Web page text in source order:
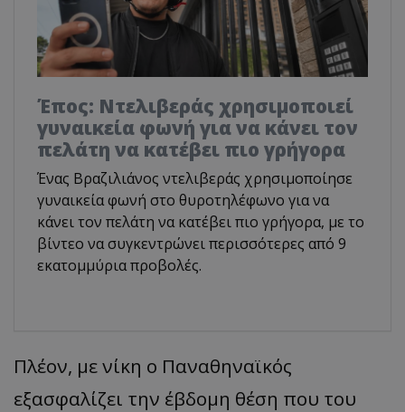
Έπος: Ντελιβεράς χρησιμοποιεί
γυναικεία φωνή για να κάνει τον
πελάτη να κατέβει πιο γρήγορα
Ένας Βραζιλιάνος ντελιβεράς χρησιμοποίησε
γυναικεία φωνή στο θυροτηλέφωνο για να
κάνει τον πελάτη να κατέβει πιο γρήγορα, με το
βίντεο να συγκεντρώνει περισσότερες από 9
εκατομμύρια προβολές.
Πλέον, με νίκη ο Παναθηναϊκός
εξασφαλίζει την έβδομη θέση που του